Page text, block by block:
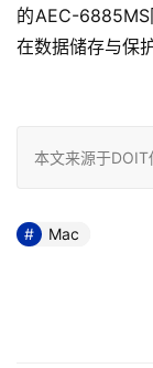
的AEC-
在数据储存与保
本文来源于DOIT
Mac